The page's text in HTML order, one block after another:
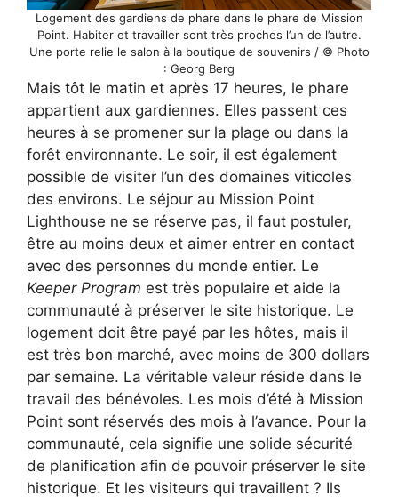
Logement des gardiens de phare dans le phare de Mission
Point. Habiter et travailler sont très proches l’un de l’autre.
Une porte relie le salon à la boutique de souvenirs / © Photo
: Georg Berg
Mais tôt le matin et après 17 heures, le phare
appartient aux gardiennes. Elles passent ces
heures à se promener sur la plage ou dans la
forêt environnante. Le soir, il est également
possible de visiter l’un des domaines viticoles
des environs. Le séjour au Mission Point
Lighthouse ne se réserve pas, il faut postuler,
être au moins deux et aimer entrer en contact
avec des personnes du monde entier. Le
Keeper Program est très populaire et aide la
communauté à préserver le site historique. Le
logement doit être payé par les hôtes, mais il
est très bon marché, avec moins de 300 dollars
par semaine. La véritable valeur réside dans le
travail des bénévoles. Les mois d’été à Mission
Point sont réservés des mois à l’avance. Pour la
communauté, cela signifie une solide sécurité
de planification afin de pouvoir préserver le site
historique. Et les visiteurs qui travaillent ? Ils